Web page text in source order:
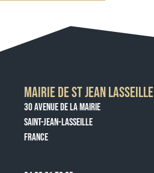
MAIRIE DE ST JEAN LASSEILLE
30 AVENUE DE LA MAIRIE
SAINT-JEAN-LASSEILLE
FRANCE